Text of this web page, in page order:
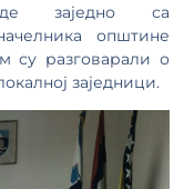
заједно са
општине
су разговарали о
заједници.